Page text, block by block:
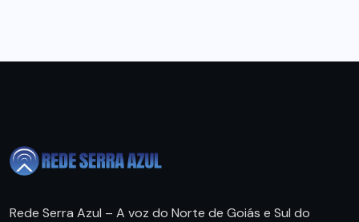
Rede Serra Azul – A voz do Norte de Goiás e Sul do